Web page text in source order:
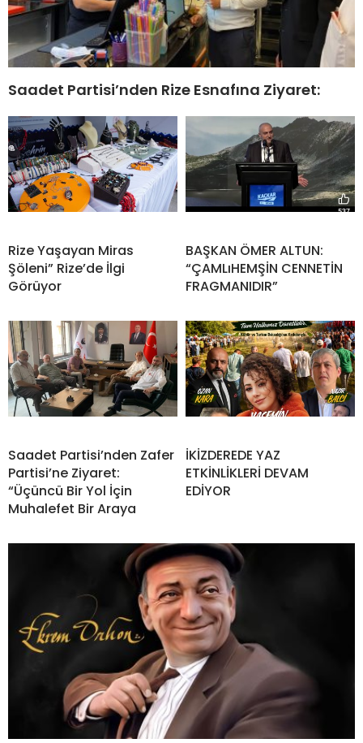
Saadet Partisi’nden Rize Esnafına Ziyaret:
Rize Yaşayan Miras
Şöleni” Rize’de İlgi
Görüyor
BAŞKAN ÖMER ALTUN:
“ÇAMLıHEMŞİN CENNETİN
FRAGMANIDIR”
Saadet Partisi’nden Zafer
Partisi’ne Ziyaret:
“Üçüncü Bir Yol İçin
Muhalefet Bir Araya
İKİZDEREDE YAZ
ETKİNLİKLERİ DEVAM
EDİYOR